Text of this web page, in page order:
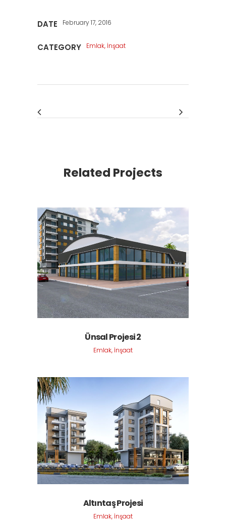
DATE February 17, 2016
CATEGORY Emlak, İnşaat
Related Projects
Ünsal Projesi 2
Emlak, İnşaat
Altıntaş Projesi
Emlak, İnşaat